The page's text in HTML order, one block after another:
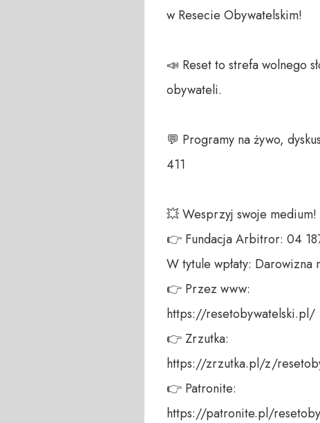
w Resecie Obywatelskim!
📣 Reset to strefa wolnego
obywateli.
💬 Programy na żywo,
411
💥 Wesprzyj swoje medium!
👉 Fundacja Arbitror: 04
W tytule wpłaty: Darowizna
👉 Przez www:
https://resetobywatelski.pl/
👉 Zrzutka:
https://zrzutka.pl/z/
👉 Patronite:
https://patronite.pl/